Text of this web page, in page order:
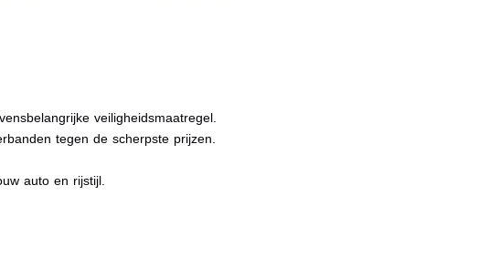
veiligheidsmaatregel.
tegen de scherpste prijzen.
auto en rijstijl.